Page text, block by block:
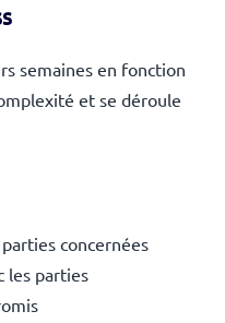
semaines en fonction
et se déroule
concernées
les parties